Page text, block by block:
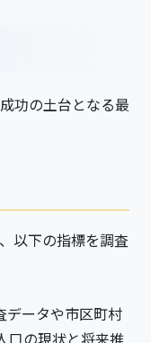
功の土台となる最
以下の指標を調査
データや市区町村
口の現状と将来推